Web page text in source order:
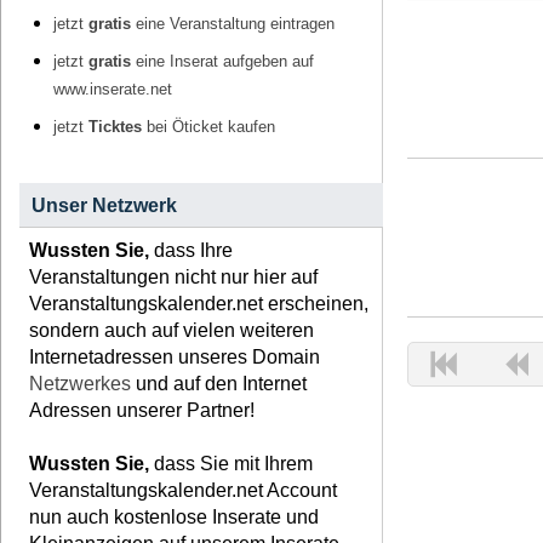
jetzt gratis eine Veranstaltung eintragen
jetzt gratis eine Inserat aufgeben auf
www.inserate.net
jetzt Ticktes bei Öticket kaufen
Unser Netzwerk
Wussten Sie, dass Ihre
Veranstaltungen nicht nur hier auf
Veranstaltungskalender.net erscheinen,
sondern auch auf vielen weiteren
Internetadressen unseres Domain
Netzwerkes und auf den Internet
Adressen unserer Partner!
Wussten Sie, dass Sie mit Ihrem
Veranstaltungskalender.net Account
nun auch kostenlose Inserate und